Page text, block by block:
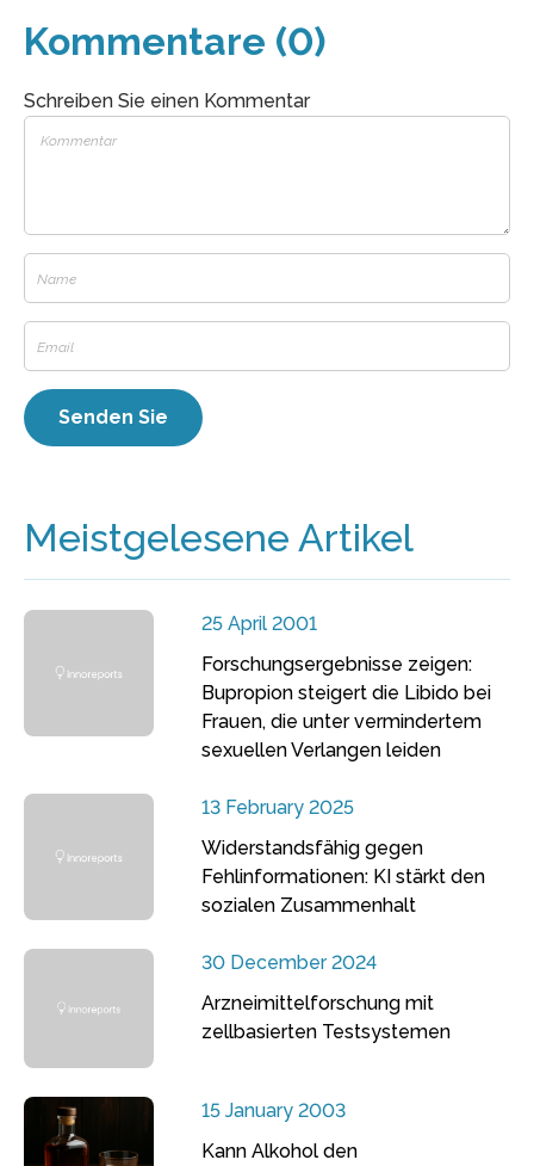
Kommentare (0)
Schreiben Sie einen Kommentar
Meistgelesene Artikel
25 April 2001
Forschungsergebnisse zeigen:
Bupropion steigert die Libido bei
Frauen, die unter vermindertem
sexuellen Verlangen leiden
13 February 2025
Widerstandsfähig gegen
Fehlinformationen: KI stärkt den
sozialen Zusammenhalt
30 December 2024
Arzneimittelforschung mit
zellbasierten Testsystemen
15 January 2003
Kann Alkohol den